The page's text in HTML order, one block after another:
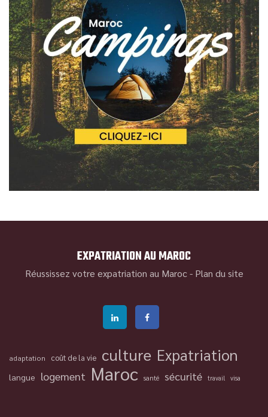
EXPATRIATION AU MAROC
Réussissez votre expatriation au Maroc - Plan du site
adaptation coût de la vie culture Expatriation
langue logement Maroc santé sécurité travail visa